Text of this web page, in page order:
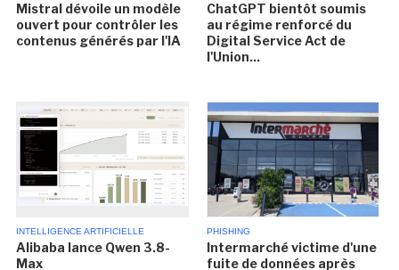
Mistral dévoile un modèle
ouvert pour contrôler les
contenus générés par l'IA
ChatGPT bientôt soumis
au régime renforcé du
Digital Service Act de
l'Union...
INTELLIGENCE ARTIFICIELLE
Alibaba lance Qwen 3.8-
Max
PHISHING
Intermarché victime d'une
fuite de données après